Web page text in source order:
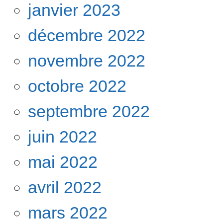
janvier 2023
décembre 2022
novembre 2022
octobre 2022
septembre 2022
juin 2022
mai 2022
avril 2022
mars 2022